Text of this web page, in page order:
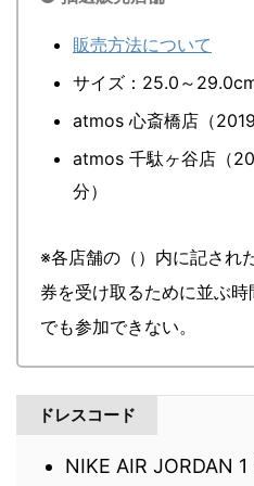
販売方法について
サイズ：25.0～
atmos 心斎橋店（
atmos 千駄ヶ谷店（
分）
※各店舗の（）内に記され
券を受け取るために並ぶ
でも参加できない。
ドレスコード
NIKE AIR JORDAN